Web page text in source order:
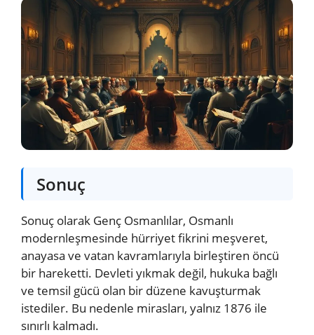
Sonuç
Sonuç olarak Genç Osmanlılar, Osmanlı
modernleşmesinde hürriyet fikrini meşveret,
anayasa ve vatan kavramlarıyla birleştiren öncü
bir hareketti. Devleti yıkmak değil, hukuka bağlı
ve temsil gücü olan bir düzene kavuşturmak
istediler. Bu nedenle mirasları, yalnız 1876 ile
sınırlı kalmadı.